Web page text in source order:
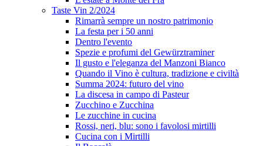
Taste Vin 2/2024
Rimarrà sempre un nostro patrimonio
La festa per i 50 anni
Dentro l'evento
Spezie e profumi del Gewürztraminer
Il gusto e l'eleganza del Manzoni Bianco
Quando il Vino è cultura, tradizione e civiltà
Summa 2024: futuro del vino
La discesa in campo di Pasteur
Zucchino e Zucchina
Le zucchine in cucina
Rossi, neri, blu: sono i favolosi mirtilli
Cucina con i Mirtilli